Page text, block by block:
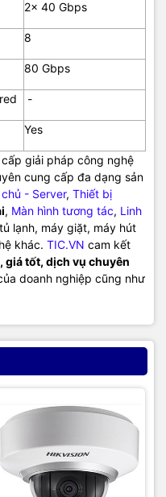
2x 40 Gbps
8
80 Gbps
-
Yes
giải pháp công nghệ
cung cấp đa dạng sản
- Server, Thiết bị
, Màn hình tương tác, Linh
lạnh, máy giặt, máy hút
khác. TIC.VN cam kết
giá tốt, dịch vụ chuyên
doanh nghiệp cũng như